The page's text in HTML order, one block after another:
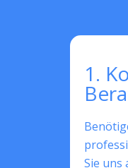
1.
Sie uns